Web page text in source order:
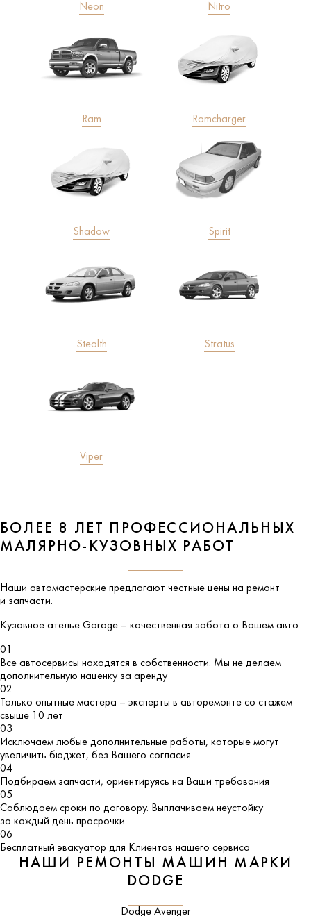
Neon Nitro
Ram Ramcharger
Shadow Spirit
Stealth Stratus
Viper
БОЛЕЕ 8 ЛЕТ ПРОФЕССИОНАЛЬНЫХ
МАЛЯРНО-КУЗОВНЫХ РАБОТ
Наши автомастерские предлагают честные цены на ремонт
и запчасти.
Кузовное ателье Garage – качественная забота о Вашем авто.
01
Все автосервисы находятся в собственности. Мы не делаем
дополнительную наценку за аренду
02
Только опытные мастера – эксперты в авторемонте со стажем
свыше 10 лет
03
Исключаем любые дополнительные работы, которые могут
увеличить бюджет, без Вашего согласия
04
Подбираем запчасти, ориентируясь на Ваши требования
05
Соблюдаем сроки по договору. Выплачиваем неустойку
за каждый день просрочки.
06
Бесплатный эвакуатор для Клиентов нашего сервиса
НАШИ РЕМОНТЫ МАШИН МАРКИ
DODGE
Dodge Avenger